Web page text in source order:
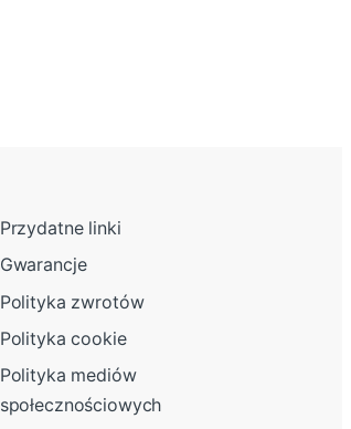
Przydatne linki
Gwarancje
Polityka zwrotów
Polityka cookie
Polityka mediów
społecznościowych